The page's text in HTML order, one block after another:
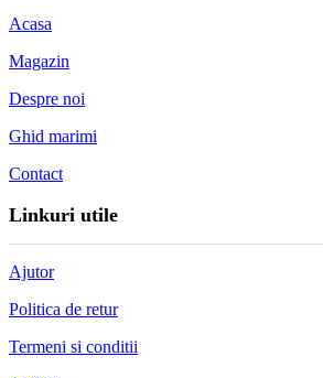
Acasa
Magazin
Despre noi
Ghid marimi
Contact
Linkuri utile
Ajutor
Politica de retur
Termeni si conditii